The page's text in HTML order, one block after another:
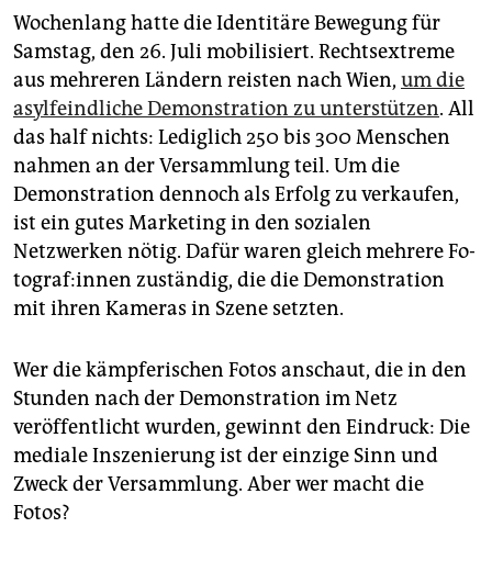
genossenschaft
epaper login
Wochenlang hatte die Identitäre Bewegung für
Samstag, den 26. Juli mobilisiert. Rechtsextreme
aus mehreren Ländern reisten nach Wien, um die
asylfeindliche Demonstration zu unterstützen. All
das half nichts: Lediglich 250 bis 300 Menschen
nahmen an der Versammlung teil. Um die
Demonstration dennoch als Erfolg zu verkaufen,
ist ein gutes Marketing in den sozialen
Netzwerken nötig. Dafür waren gleich mehrere Fo­
to­gra­f:in­nen zuständig, die die Demonstration
mit ihren Kameras in Szene setzten.
Wer die kämpferischen Fotos anschaut, die in den
Stunden nach der Demonstration im Netz
veröffentlicht wurden, gewinnt den Eindruck: Die
mediale Inszenierung ist der einzige Sinn und
Zweck der Versammlung. Aber wer macht die
Fotos?